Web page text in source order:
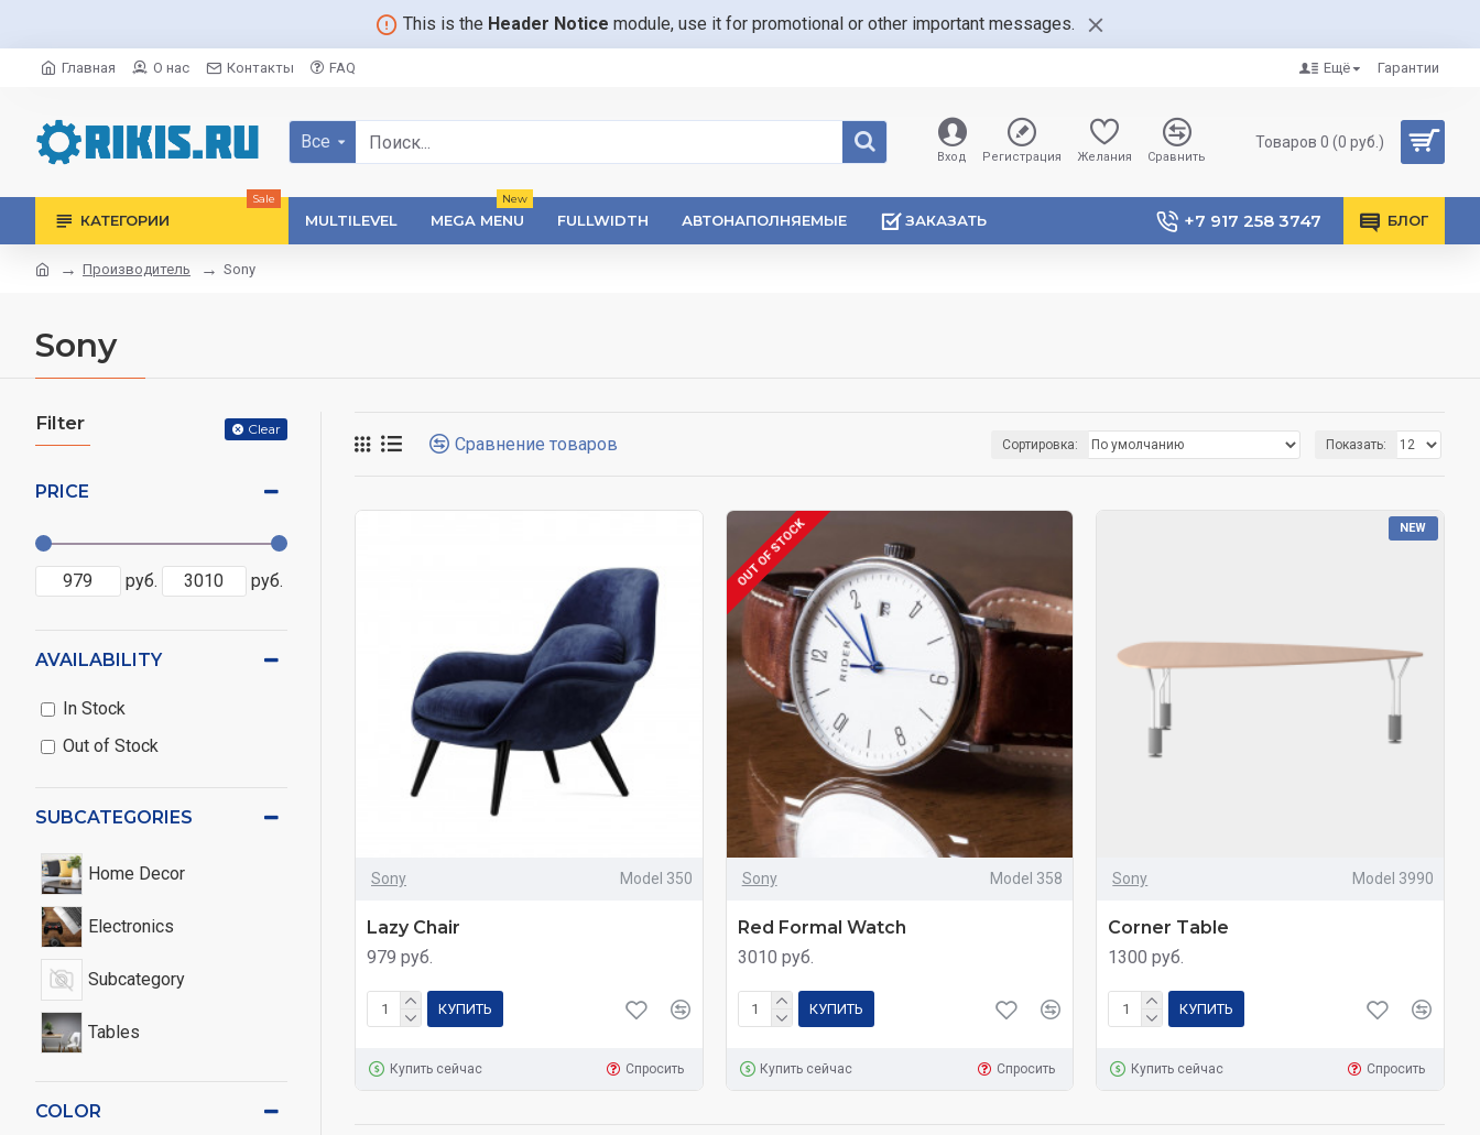
This is the Header Notice module, use it for promotional or other important messages.
Главная О нас Контакты FAQ Ещё Гарантии
Все
Вход Регистрация Желания Сравнить
Товаров 0 (0 руб.)
КАТЕГОРИИ
Sale
MULTILEVEL MEGA MENU
New
FULLWIDTH АВТОНАПОЛНЯЕМЫЕ ЗАКАЗАТЬ +7 917 258 3747 БЛОГ
Производитель Sony
Sony
Filter Clear
PRICE
руб. руб.
SUBCATEGORIES
Home Decor
Electronics
Subcategory
Tables
COLOR
AVAILABILITY
In Stock
Out of Stock
Сравнение товаров Сортировка: Показать:
Sony Model 350
Lazy Chair
979 руб.
КУПИТЬ
Купить сейчас Спросить
OUT OF STOCK
Sony Model 358
Red Formal Watch
3010 руб.
КУПИТЬ
Купить сейчас Спросить
NEW
Sony Model 3990
Corner Table
1300 руб.
КУПИТЬ
Купить сейчас Спросить